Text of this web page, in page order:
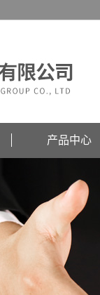
产品中心